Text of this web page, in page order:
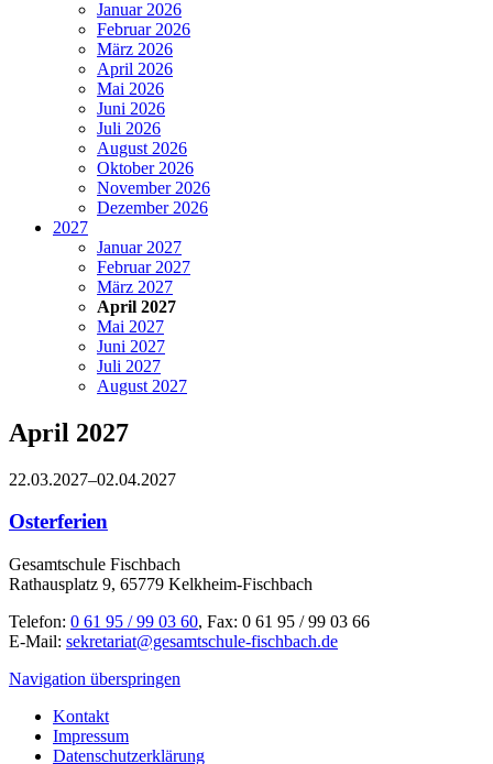
Januar 2026
Februar 2026
März 2026
April 2026
Mai 2026
Juni 2026
Juli 2026
August 2026
Oktober 2026
November 2026
Dezember 2026
2027
Januar 2027
Februar 2027
März 2027
April 2027
Mai 2027
Juni 2027
Juli 2027
August 2027
April 2027
22.03.2027–02.04.2027
Osterferien
Gesamtschule Fischbach
Rathausplatz 9, 65779 Kelkheim-Fischbach
Telefon: 0 61 95 / 99 03 60, Fax: 0 61 95 / 99 03 66
E-Mail: sekretariat@gesamtschule-fischbach.de
Navigation überspringen
Kontakt
Impressum
Datenschutzerklärung